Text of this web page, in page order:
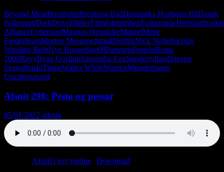
Beyond MeatBornholmBreaking BadDanmarks Hurtigste BilDansk
FolkepartiDækDriveElbilerFilmFilmstribenFolkemødeHerning
AllianceLytterpostMagnus HeunickeMakrelMette
FrederiksenMorten MesserschmidtNetflixNick NolteNicolas
Winding RefnNye BorgerligeØlPattegrisProteinRema
1000RevyRyan GoslingSamantha FoxSønderjyllandSteven
SeagalSushiTitaneWalter WhiteWarriorWunderbaum
Uncategorized
Afsnit 298: Pesto og pessar
05/01/2022 admin
Afspil i nyt vindue Download